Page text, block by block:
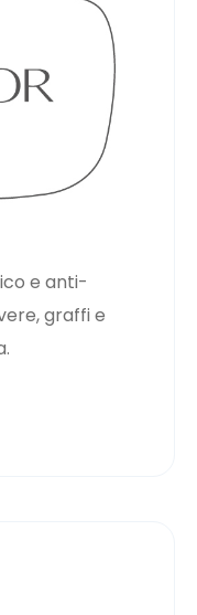
e anti-
graffi e